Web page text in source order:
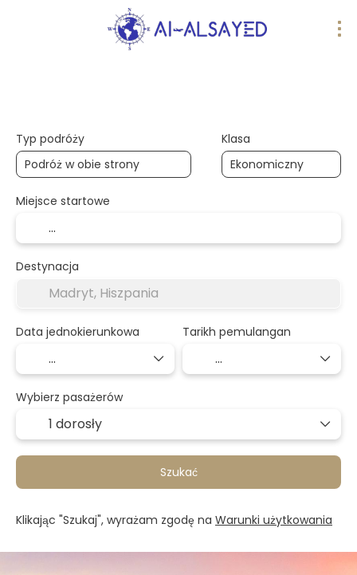
Typ podróży Klasa
Miejsce startowe
Destynacja
Data jednokierunkowa Tarikh pemulangan
Wybierz pasażerów
1 dorosły
Szukać
Klikając "Szukaj", wyrażam zgodę na Warunki użytkowania